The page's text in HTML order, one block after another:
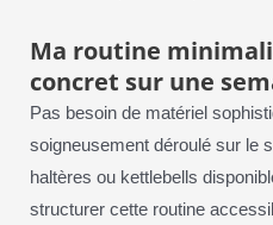
Ma routine
concret sur une
Pas besoin de matériel
soigneusement déroulé sur le
haltères ou kettlebells
structurer cette routine